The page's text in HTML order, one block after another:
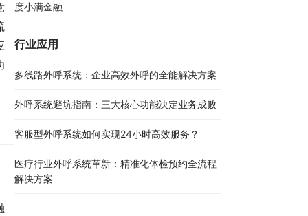
度小满金融
行业应用
多线路外呼系统：企业高效外呼的全能解决方案​
外呼系统避坑指南：三大核心功能决定业务成败​
客服型外呼系统如何实现24小时高效服务？
医疗行业外呼系统革新：精准化体检预约全流程
解决方案​